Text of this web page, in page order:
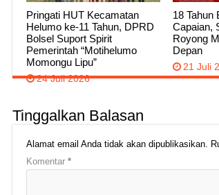
Pringati HUT Kecamatan
Helumo ke-11 Tahun, DPRD
Bolsel Suport Spirit
Pemerintah “Motihelumo
Momongu Lipu”
24 Juli 2026
18 Tahun
Capaian,
Royong
Depan
21 Juli
Tinggalkan Balasan
Alamat email Anda tidak akan dipublikasikan.
Komentar *